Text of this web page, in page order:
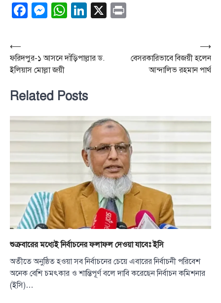
Facebook
Messenger
WhatsApp
LinkedIn
X
Post
navigation
⟵
ফরিদপুর-১ আসনে দাঁড়িপাল্লার ড.
ইলিয়াস মোল্লা জয়ী
বেসরকারিভাবে বিজয়ী হলেন
আন্দালিভ রহমান পার্থ
⟶
Related Posts
শুক্রবারের মধ্যেই নির্বাচনের ফলাফল দেওয়া যাবেঃ ইসি
অতীতে অনুষ্ঠিত হওয়া সব নির্বাচনের চেয়ে এবারের নির্বাচনী পরিবেশ
অনেক বেশি চমৎকার ও শান্তিপূর্ণ বলে দাবি করেছেন নির্বাচন কমিশনার
(ইসি)…